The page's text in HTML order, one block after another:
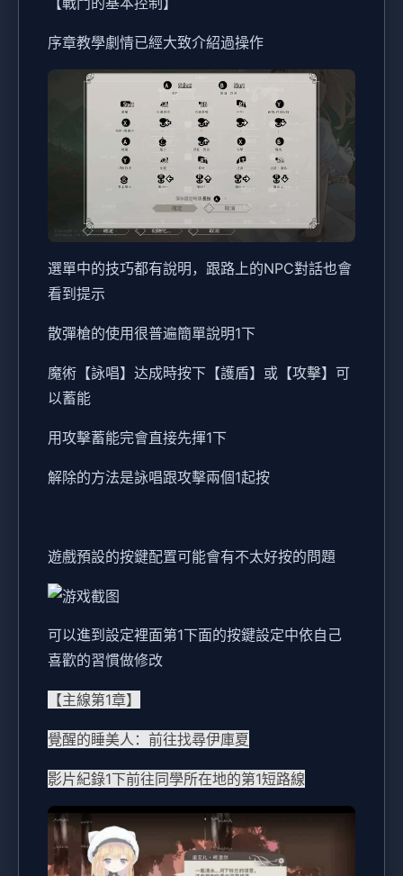
序章教學劇情已經大致介紹過操作
選單中的技巧都有說明，跟路上的NPC對話也會
看到提示
散彈槍的使用很普遍簡單說明1下
魔術【詠唱】达成時按下【護盾】或【攻擊】可
以蓄能
用攻擊蓄能完會直接先揮1下
解除的方法是詠唱跟攻擊兩個1起按
遊戲預設的按鍵配置可能會有不太好按的問題
可以進到設定裡面第1下面的按鍵設定中依自己
喜歡的習慣做修改
【主線第1章】
覺醒的睡美人：前往找尋伊庫夏
影片紀錄1下前往同學所在地的第1短路線